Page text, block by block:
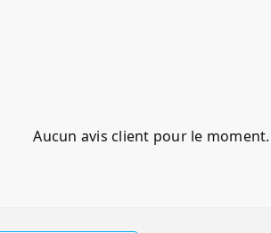
Aucun avis client pour le moment.